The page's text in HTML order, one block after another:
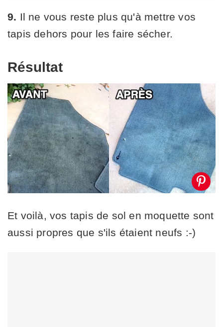
9. Il ne vous reste plus qu'à mettre vos
tapis dehors pour les faire sécher.
Résultat
Et voilà, vos tapis de sol en moquette sont
aussi propres que s'ils étaient neufs :-)